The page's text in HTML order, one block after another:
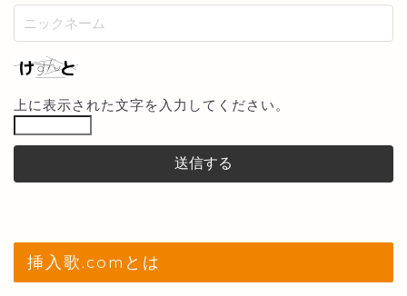
上に表示された文字を入力してください。
挿入歌.comとは